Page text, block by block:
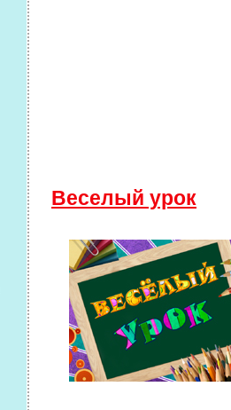
Веселый урок